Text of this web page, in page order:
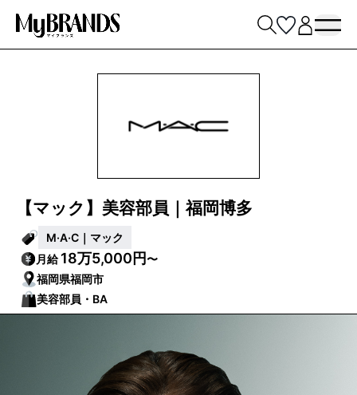
【マック】美容部員｜福岡博多
M·A·C｜マック
月給18万5,000円〜
福岡県福岡市
美容部員・BA